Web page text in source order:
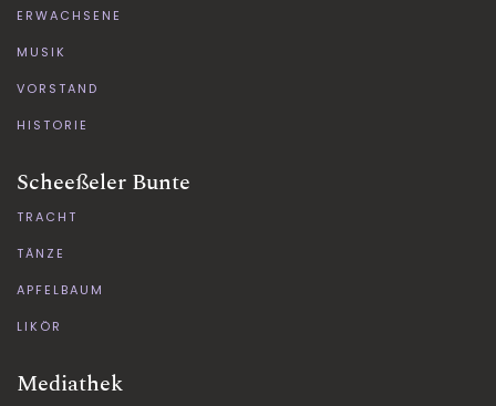
ERWACHSENE
MUSIK
VORSTAND
HISTORIE
Scheeßeler Bunte
TRACHT
TÄNZE
APFELBAUM
LIKÖR
Mediathek